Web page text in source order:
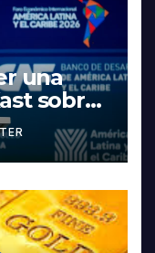
una
sobre